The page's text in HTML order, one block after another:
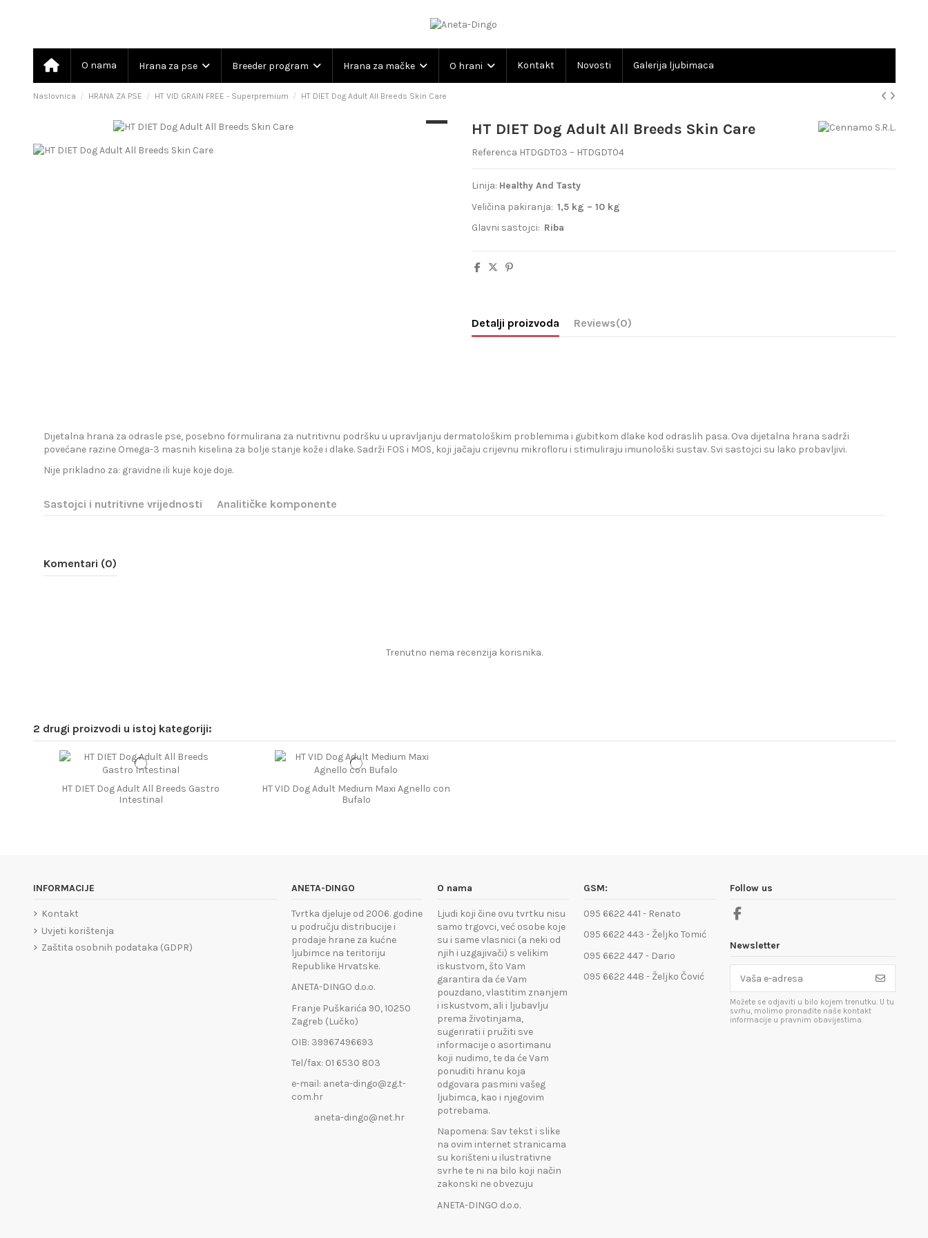
O nama Hrana za pse Breeder program Hrana za mačke O hrani Kontakt Novosti Galerija ljubimaca
Naslovnica HRANA ZA PSE HT VID GRAIN FREE - Superpremium HT DIET Dog Adult All Breeds Skin Care
HT DIET Dog Adult All Breeds Skin Care
Referenca HTDGDT03 – HTDGDT04
Linija: Healthy And Tasty
Veličina pakiranja: 1,5 kg – 10 kg
Glavni sastojci: Riba
Detalji proizvoda Reviews(0)
Dijetalna hrana za odrasle pse, posebno formulirana za nutritivnu podršku u upravljanju dermatološkim problemima i gubitkom dlake kod odraslih pasa. Ova dijetalna hrana sadrži
povećane razine Omega-3 masnih kiselina za bolje stanje kože i dlake. Sadrži FOS i MOS, koji jačaju crijevnu mikrofloru i stimuliraju imunološki sustav. Svi sastojci su lako probavljivi.
Nije prikladno za: gravidne ili kuje koje doje.
Sastojci i nutritivne vrijednosti Analitičke komponente
Komentari (0)
Trenutno nema recenzija korisnika.
2 drugi proizvodi u istoj kategoriji:
HT DIET Dog Adult All Breeds Gastro
Intestinal
HT VID Dog Adult Medium Maxi Agnello con
Bufalo
INFORMACIJE
Kontakt
Uvjeti korištenja
Zaštita osobnih podataka (GDPR)
ANETA-DINGO
Tvrtka djeluje od 2006. godine
u području distribucije i
prodaje hrane za kućne
ljubimce na teritoriju
Republike Hrvatske.
ANETA-DINGO d.o.o.
Franje Puškarića 90, 10250
Zagreb (Lučko)
OIB: 39967496693
Tel/fax: 01 6530 803
e-mail: aneta-dingo@zg.t-
com.hr
aneta-dingo@net.hr
O nama
Ljudi koji čine ovu tvrtku nisu
samo trgovci, već osobe koje
su i same vlasnici (a neki od
njih i uzgajivači) s velikim
iskustvom, što Vam
garantira da će Vam
pouzdano, vlastitim znanjem
i iskustvom, ali i ljubavlju
prema životinjama,
sugerirati i pružiti sve
informacije o asortimanu
koji nudimo, te da će Vam
ponuditi hranu koja
odgovara pasmini vašeg
ljubimca, kao i njegovim
potrebama.
Napomena: Sav tekst i slike
na ovim internet stranicama
su korišteni u ilustrativne
svrhe te ni na bilo koji način
zakonski ne obvezuju
ANETA-DINGO d.o.o.
GSM:
095 6622 441 - Renato
095 6622 443 - Željko Tomić
095 6622 447 - Dario
095 6622 448 - Željko Čović
Follow us
Newsletter
Možete se odjaviti u bilo kojem trenutku. U tu
svrhu, molimo pronađite naše kontakt
informacije u pravnim obavijestima.